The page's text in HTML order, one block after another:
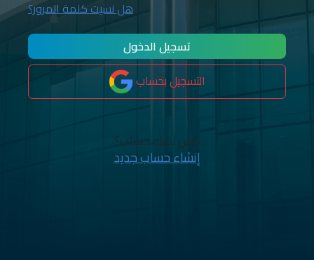
هل نسيت كلمة المرور؟
تسجيل الدخول
التسجيل بحساب
ليس لديك حساب؟
إنشاء حساب جديد